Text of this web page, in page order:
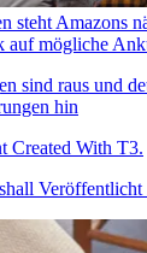
steht Amazons
auf mögliche
sind raus und
hin
Created With T3.
Veröffentlicht